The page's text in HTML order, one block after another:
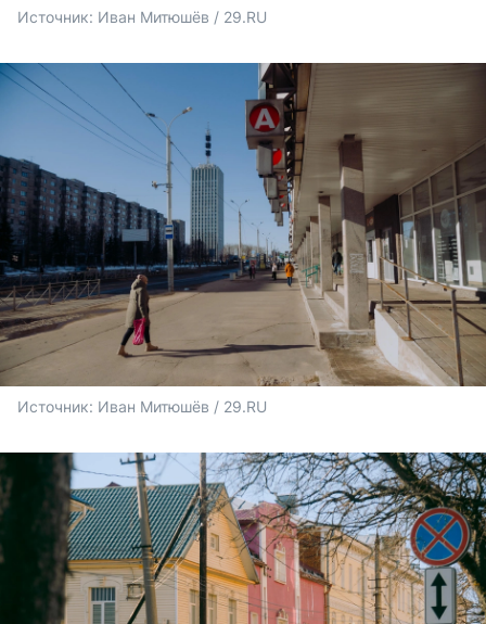
Источник: Иван Митюшёв / 29.RU
Источник: Иван Митюшёв / 29.RU